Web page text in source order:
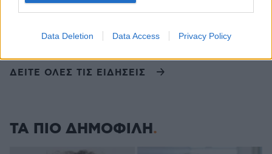
Data Deletion Data Access Privacy Policy
τέσσερις επιβαίνοντες
09.08.2026, 00:59
ΔΕΙΤΕ ΟΛΕΣ ΤΙΣ ΕΙΔΗΣΕΙΣ
ΤΑ ΠΙΟ ΔΗΜΟΦΙΛΗ